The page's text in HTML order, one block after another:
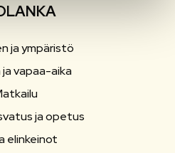
ja ympäristö
vapaa-aika
ja opetus
elinkeinot